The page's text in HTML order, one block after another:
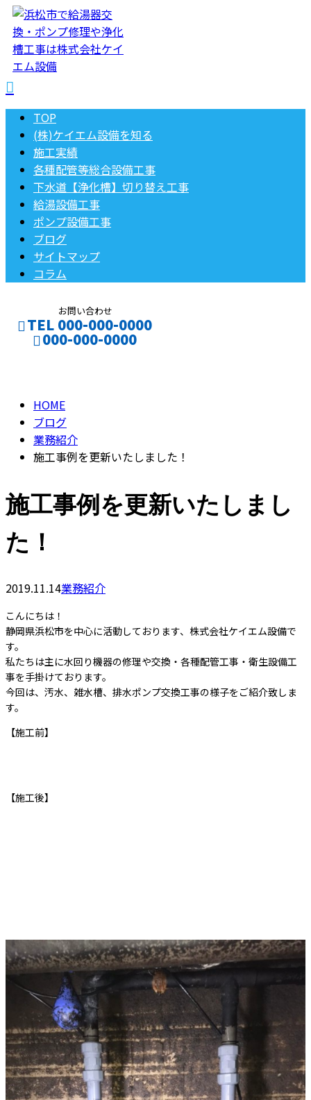
TOP
(株)ケイエム設備を知る
施工実績
各種配管等総合設備工事
下水道【浄化槽】切り替え工事
給湯設備工事
ポンプ設備工事
ブログ
サイトマップ
コラム
お問い合わせ
TEL 000-000-0000
000-000-0000
HOME
ブログ
業務紹介
施工事例を更新いたしました！
施工事例を更新いたしまし
た！
2019.11.14業務紹介
こんにちは！
静岡県浜松市を中心に活動しております、株式会社ケイエム設備で
す。
私たちは主に水回り機器の修理や交換・各種配管工事・衛生設備工
事を手掛けております。
今回は、汚水、雑水槽、排水ポンプ交換工事の様子をご紹介致しま
す。
【施工前】
【施工後】